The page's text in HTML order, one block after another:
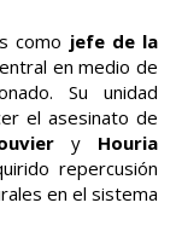
como jefe de la
en medio de
Su unidad
el asesinato de
y Houria
repercusión
en el sistema